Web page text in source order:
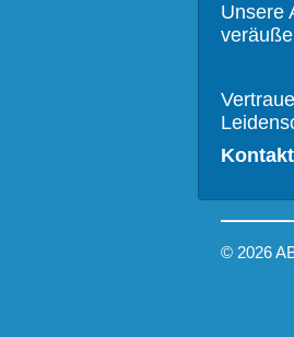
Unsere
© 2026